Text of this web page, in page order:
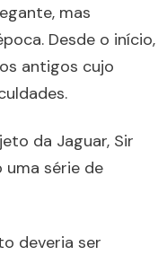
mas
Desde o início,
antigos cujo
da Jaguar, Sir
uma série de
deveria ser